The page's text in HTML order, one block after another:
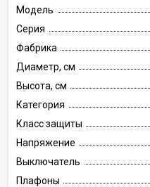
Модель
Серия
Фабрика
Диаметр, см
Высота, см
Категория
Класс защиты
Напряжение
Выключатель
Плафоны